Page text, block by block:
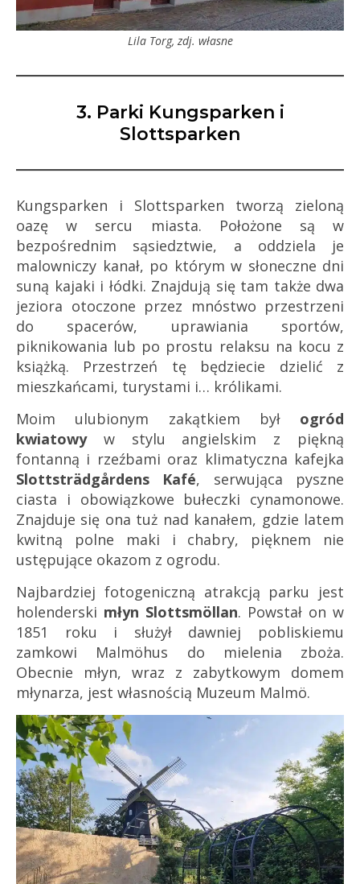
Lila Torg, zdj. własne
3. Parki Kungsparken i
Slottsparken
Kungsparken i Slottsparken tworzą zieloną
oazę w sercu miasta. Położone są w
bezpośrednim sąsiedztwie, a oddziela je
malowniczy kanał, po którym w słoneczne dni
suną kajaki i łódki. Znajdują się tam także dwa
jeziora otoczone przez mnóstwo przestrzeni
do spacerów, uprawiania sportów,
piknikowania lub po prostu relaksu na kocu z
książką. Przestrzeń tę będziecie dzielić z
mieszkańcami, turystami i… królikami.
Moim ulubionym zakątkiem był ogród
kwiatowyw stylu angielskim z piękną
fontanną i rzeźbami oraz klimatyczna kafejka
Slottsträdgårdens Kafé, serwująca pyszne
ciasta i obowiązkowe bułeczki cynamonowe.
Znajduje się ona tuż nad kanałem, gdzie latem
kwitną polne maki i chabry, pięknem nie
ustępujące okazom z ogrodu.
Najbardziej fotogeniczną atrakcją parku jest
holenderski młyn Slottsmöllan. Powstał on w
1851 roku i służył dawniej pobliskiemu
zamkowi Malmöhus do mielenia zboża.
Obecnie młyn, wraz z zabytkowym domem
młynarza, jest własnością Muzeum Malmö.